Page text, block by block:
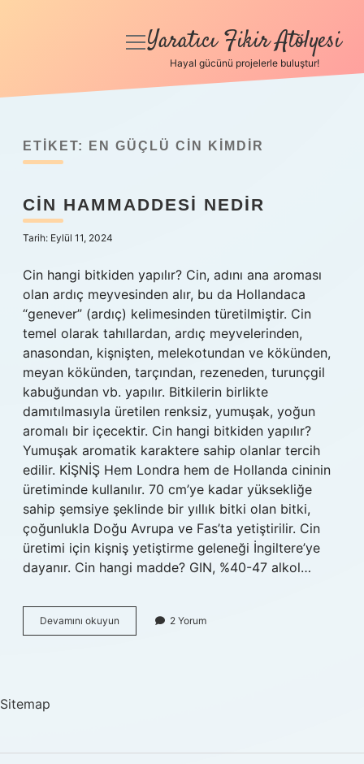
Anasayfa
Yasal Uyarı
Hakkımızda
menüyü
Yaratıcı Fikir Atölyesi
Hayal gücünü projelerle buluştur!
ETIKET: EN GÜÇLÜ CIN KIMDIR
CIN HAMMADDESI NEDIR
Tarih: Eylül 11, 2024
Cin hangi bitkiden yapılır? Cin, adını ana aroması
olan ardıç meyvesinden alır, bu da Hollandaca
“genever” (ardıç) kelimesinden türetilmiştir. Cin
temel olarak tahıllardan, ardıç meyvelerinden,
anasondan, kişnişten, melekotundan ve kökünden,
meyan kökünden, tarçından, rezeneden, turunçgil
kabuğundan vb. yapılır. Bitkilerin birlikte
damıtılmasıyla üretilen renksiz, yumuşak, yoğun
aromalı bir içecektir. Cin hangi bitkiden yapılır?
Yumuşak aromatik karaktere sahip olanlar tercih
edilir. KİŞNİŞ Hem Londra hem de Hollanda cininin
üretiminde kullanılır. 70 cm’ye kadar yüksekliğe
sahip şemsiye şeklinde bir yıllık bitki olan bitki,
çoğunlukla Doğu Avrupa ve Fas’ta yetiştirilir. Cin
üretimi için kişniş yetiştirme geleneği İngiltere’ye
dayanır. Cin hangi madde? GIN, %40-47 alkol…
Devamını okuyun
Hammaddesi
2 Yorum
Sitemap